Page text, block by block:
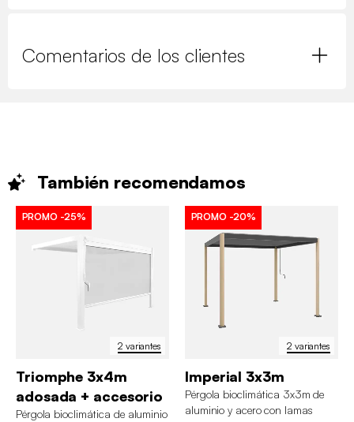
Comentarios de los clientes
También recomendamos
2 variantes
PROMO -25%
Triomphe 3x4m
adosada + accesorio
Pérgola bioclimática de aluminio
2 variantes
PROMO -20%
Imperial 3x3m
Pérgola bioclimática 3x3m de
aluminio y acero con lamas